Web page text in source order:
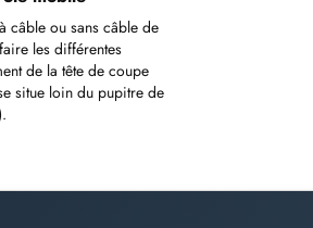
câble ou sans câble de
les différentes
de la tête de coupe
situe loin du pupitre de